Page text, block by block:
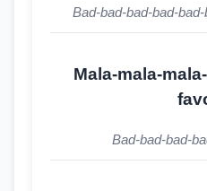
Bad-bad-bad-bad-
Mala-mala-
Bad-bad-bad-